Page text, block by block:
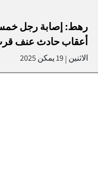
رهط: إصابة رجل
أعقاب حادث عنف
الاثنين | 19 يمكن 2025